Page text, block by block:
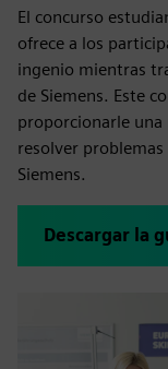
El concurso
ofrece a los
ingenio mientras
de Siemens. Este
proporcionarle
resolver
Siemens.
Descargar la